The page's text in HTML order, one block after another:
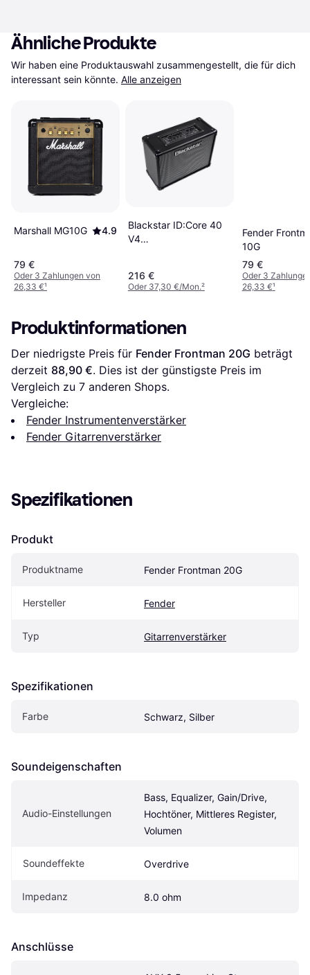
Ähnliche Produkte
Wir haben eine Produktauswahl zusammengestellt, die für dich
interessant sein könnte. Alle anzeigen
Marshall MG10G 4.9
79 €
Oder 3 Zahlungen von
26,33 €¹
Blackstar ID:Core 40
V4
216 €
Oder 37,30 €/Mon.²
Fender
10G
79 €
Oder 3
26,33 €¹
Produktinformationen
Der niedrigste Preis für Fender Frontman 20G beträgt
derzeit 88,90 €. Dies ist der günstigste Preis im
Vergleich zu 7 anderen Shops.
Vergleiche:
Fender Instrumentenverstärker
Fender Gitarrenverstärker
Spezifikationen
Produkt
Produktname Fender Frontman 20G
Hersteller Fender
Typ Gitarrenverstärker
Spezifikationen
Farbe Schwarz, Silber
Soundeigen­schaften
Audio-Einstellungen
Bass, Equalizer, Gain/Drive,
Hochtöner, Mittleres Register,
Volumen
Soundeffekte Overdrive
Impedanz 8.0 ohm
Anschlüsse